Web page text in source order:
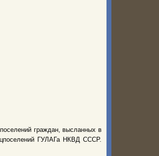
граждан, высланных в
ГУЛАГа НКВД СССР.